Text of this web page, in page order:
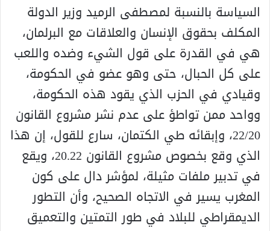
السياسة بالنسبة لمصطفى الرميد وزير الدولة
المكلف بحقوق الإنسان والعلاقات مع البرلمان،
هي في القدرة على قول الشيء وضده واللعب
على كل الحبال، حتى وهو عضو في الحكومة،
وقيادي في الحزب الذي يقود هذه الحكومة،
وواحد ممن تواطؤ على عدم نشر مشروع القانون
22/20، وإبقائه طي الكتمان، سارع للقول، إن هذا
الذي وقع بخصوص مشروع القانون 20.22، ويقع
في تدبير ملفات مثيلة، لمؤشر دال على كون
المغرب يسير في الاتجاه الصحيح، وأن التطور
الديمقراطي للبلاد في طور التمتين والتعميق